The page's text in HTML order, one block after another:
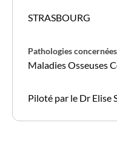
STRASBOURG
Pathologies
Maladies Osseuses
Piloté par le Dr Elise